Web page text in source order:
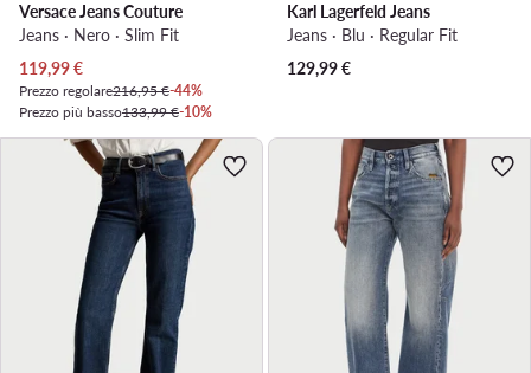
Versace Jeans Couture
Jeans · Nero · Slim Fit
Prezzo attuale
119,99€
Prezzo regolare216,95 €-44%
Prezzo più basso133,99 €-10%
Karl Lagerfeld Jeans
Jeans · Blu · Regular Fit
129,99€